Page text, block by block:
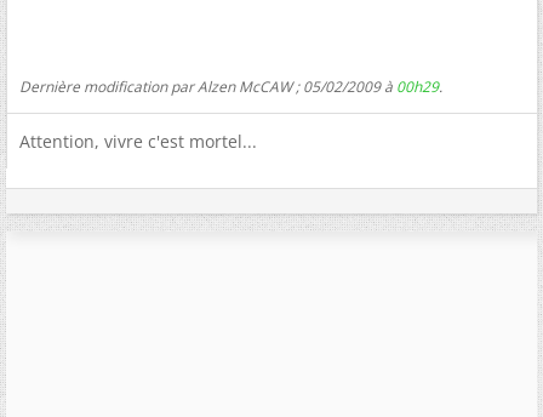
Dernière modification par Alzen McCAW ; 05/02/2009 à 00h29.
Attention, vivre c'est mortel...